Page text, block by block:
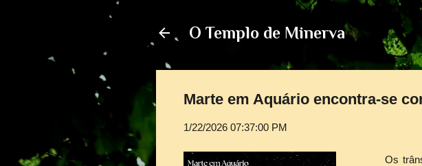
O Templo de Minerva
Marte em Aquário encontra-se
1/22/2026 07:37:00 PM
Os